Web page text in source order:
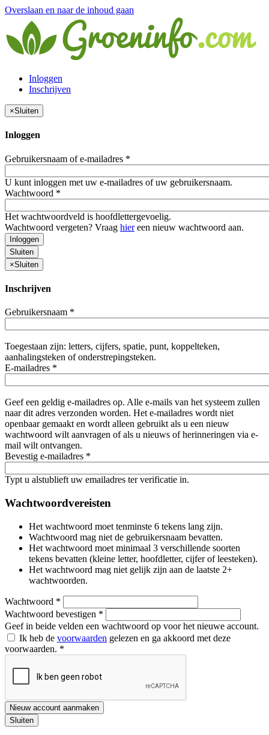
Overslaan en naar de inhoud gaan
Inloggen
Inschrijven
×Sluiten
Inloggen
Gebruikersnaam of e-mailadres *
U kunt inloggen met uw e-mailadres of uw gebruikersnaam.
Wachtwoord *
Het wachtwoordveld is hoofdlettergevoelig.
Wachtwoord vergeten? Vraag hiereen nieuw wachtwoord aan.
Inloggen
Sluiten
×Sluiten
Inschrijven
Gebruikersnaam *
Toegestaan zijn: letters, cijfers, spatie, punt, koppelteken,
aanhalingsteken of onderstrepingsteken.
E-mailadres *
Geef een geldig e-mailadres op. Alle e-mails van het systeem zullen
naar dit adres verzonden worden. Het e-mailadres wordt niet
openbaar gemaakt en wordt alleen gebruikt als u een nieuw
wachtwoord wilt aanvragen of als u nieuws of herinneringen via e-
mail wilt ontvangen.
Bevestig e-mailadres *
Typt u alstublieft uw emailadres ter verificatie in.
Wachtwoordvereisten
Het wachtwoord moet tenminste 6 tekens lang zijn.
Wachtwoord mag niet de gebruikersnaam bevatten.
Het wachtwoord moet minimaal 3 verschillende soorten
tekens bevatten (kleine letter, hoofdletter, cijfer of leesteken).
Het wachtwoord mag niet gelijk zijn aan de laatste 2+
wachtwoorden.
Wachtwoord *
Wachtwoord bevestigen *
Geef in beide velden een wachtwoord op voor het nieuwe account.
Ik heb de voorwaarden gelezen en ga akkoord met deze
voorwaarden. *
Nieuw account aanmaken
Sluiten